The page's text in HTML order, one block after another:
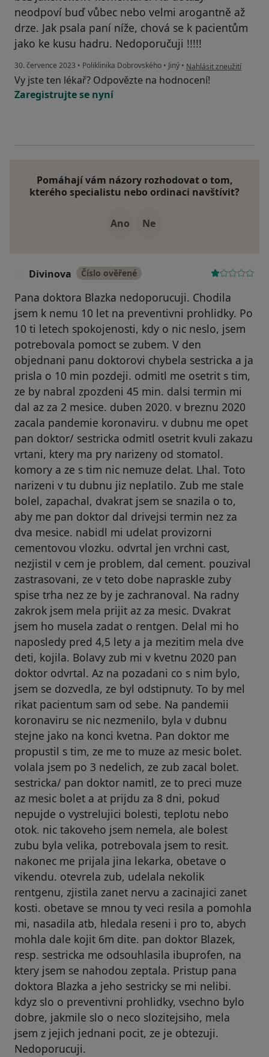
neodpoví buď vůbec nebo velmi arogantně až
drze. Jak psala paní níže, chová se k pacientům
jako ke kusu hadru. Nedoporučuji !!!!!
30. července 2023 • Poliklinika Dobrovského • Jiný • podle názoru uživatele
Nahlásit zneužití
Vy jste ten lékař? Odpovězte na hodnocení!
Zaregistrujte se nyní
Pomáhají vám názory rozhodovat o tom,
kterého specialistu nebo ordinaci navštívit?
Ano Ne
Divinova Číslo ověřené
Pana doktora Blazka nedoporucuji. Chodila
jsem k nemu 10 let na preventivni prohlidky. Po
10 ti letech spokojenosti, kdy o nic neslo, jsem
potrebovala pomoct se zubem. V den
objednani panu doktorovi chybela sestricka a ja
prisla o 10 min pozdeji. odmitl me osetrit s tim,
ze by nabral zpozdeni 45 min. dalsi termin mi
dal az za 2 mesice. duben 2020. v breznu 2020
zacala pandemie koronaviru. v dubnu me opet
pan doktor/ sestricka odmitl osetrit kvuli zakazu
vrtani, ktery ma pry narizeny od stomatol.
komory a ze s tim nic nemuze delat. Lhal. Toto
narizeni v tu dubnu jiz neplatilo. Zub me stale
bolel, zapachal, dvakrat jsem se snazila o to,
aby me pan doktor dal drivejsi termin nez za
dva mesice. nabidl mi udelat provizorni
cementovou vlozku. odvrtal jen vrchni cast,
nezjistil v cem je problem, dal cement. pouzival
zastrasovani, ze v teto dobe napraskle zuby
spise trha nez ze by je zachranoval. Na radny
zakrok jsem mela prijit az za mesic. Dvakrat
jsem ho musela zadat o rentgen. Delal mi ho
naposledy pred 4,5 lety a ja mezitim mela dve
deti, kojila. Bolavy zub mi v kvetnu 2020 pan
doktor odvrtal. Az na pozadani co s nim bylo,
jsem se dozvedla, ze byl odstipnuty. To by mel
rikat pacientum sam od sebe. Na pandemii
koronaviru se nic nezmenilo, byla v dubnu
stejne jako na konci kvetna. Pan doktor me
propustil s tim, ze me to muze az mesic bolet.
volala jsem po 3 nedelich, ze zub zacal bolet.
sestricka/ pan doktor namitl, ze to preci muze
az mesic bolet a at prijdu za 8 dni, pokud
nepujde o vystrelujici bolesti, teplotu nebo
otok. nic takoveho jsem nemela, ale bolest
zubu byla velika, potrebovala jsem to resit.
nakonec me prijala jina lekarka, obetave o
vikendu. otevrela zub, udelala nekolik
rentgenu, zjistila zanet nervu a zacinajici zanet
kosti. obetave se mnou ty veci resila a pomohla
mi, nasadila atb, hledala reseni i pro to, abych
mohla dale kojit 6m dite. pan doktor Blazek,
resp. sestricka me odsouhlasila ibuprofen, na
ktery jsem se nahodou zeptala. Pristup pana
doktora Blazka a jeho sestricky se mi nelibi.
kdyz slo o preventivni prohlidky, vsechno bylo
dobre, jakmile slo o neco slozitejsiho, mela
jsem z jejich jednani pocit, ze je obtezuji.
Nedoporucuji.